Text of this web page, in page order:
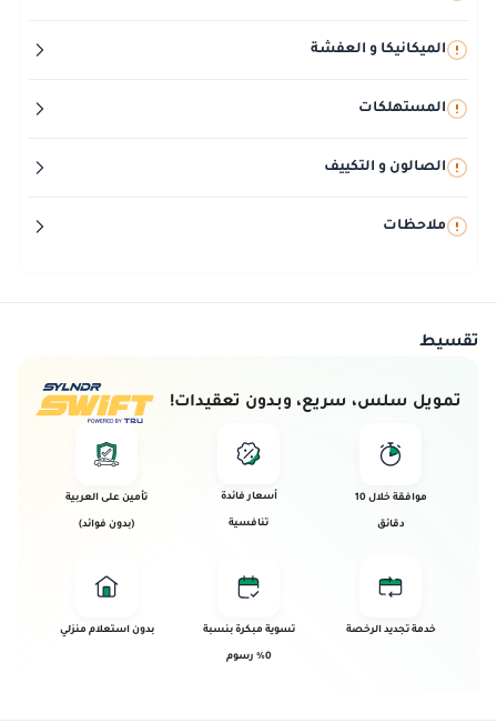
الميكانيكا و العفشة
المستهلكات
الصالون و التكييف
ملاحظات
تقسيط
تمويل سلس، سريع، وبدون تعقيدات!
موافقة خلال 10
دقائق
أسعار فائدة
تنافسية
تأمين على العربية
(بدون فوائد)
خدمة تجديد الرخصة تسوية مبكرة بنسبة
0% رسوم
بدون استعلام منزلي